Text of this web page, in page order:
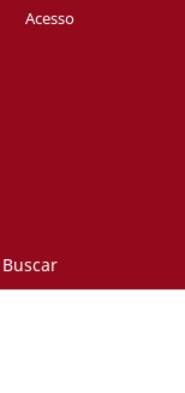
Buscar
Acesso